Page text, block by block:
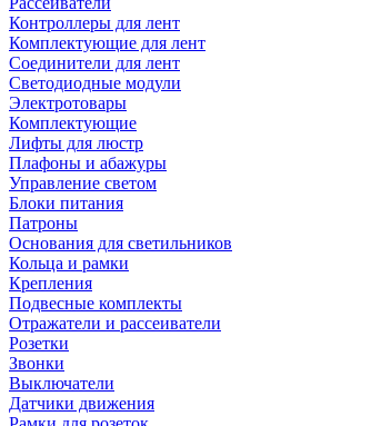
Контроллеры для лент
Комплектующие для лент
Соединители для лент
Светодиодные модули
Электротовары
Комплектующие
Лифты для люстр
Плафоны и абажуры
Управление светом
Блоки питания
Патроны
Основания для светильников
Кольца и рамки
Крепления
Подвесные комплекты
Отражатели и рассеиватели
Розетки
Звонки
Выключатели
Датчики движения